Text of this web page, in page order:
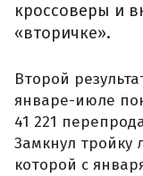
кроссоверы и
«вторичке».
Второй
январе-июле
41 221
Замкнул тройку
которой с